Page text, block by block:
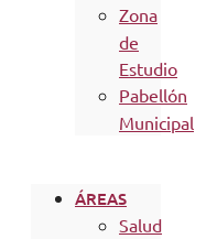
Zona
de
Estudio
Pabellón
Municipal
ÁREAS
Salud